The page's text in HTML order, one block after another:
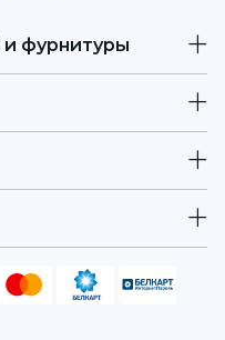
и фурнитуры